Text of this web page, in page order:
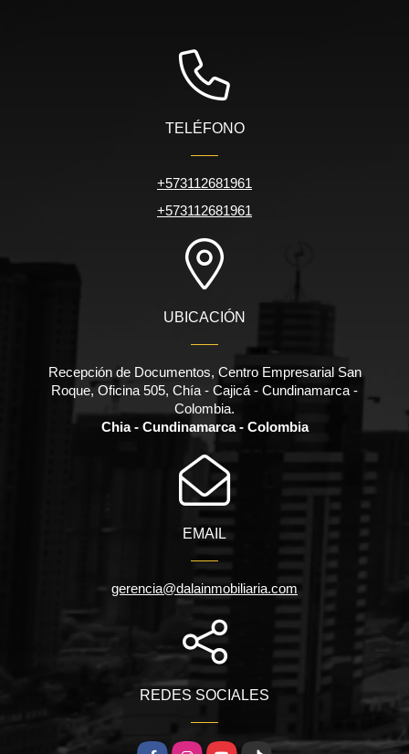
TELÉFONO
+573112681961
+573112681961
UBICACIÓN
Recepción de Documentos, Centro Empresarial San
Roque, Oficina 505, Chía - Cajicá - Cundinamarca -
Colombia.
Chia - Cundinamarca - Colombia
EMAIL
gerencia@dalainmobiliaria.com
REDES SOCIALES